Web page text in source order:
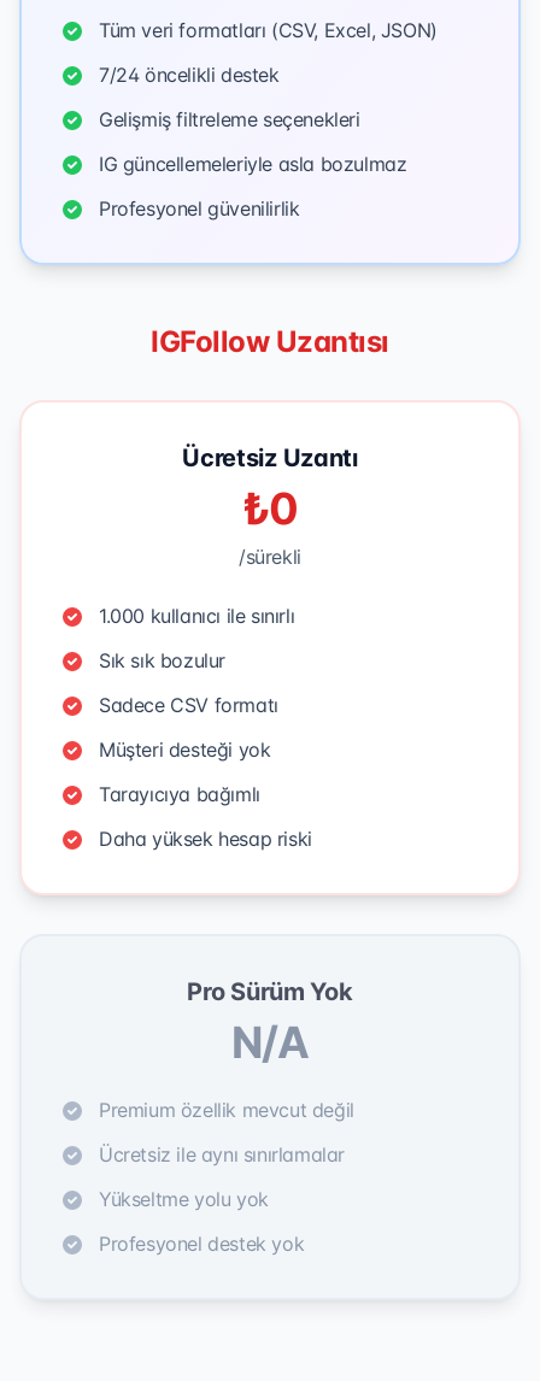
Tüm veri formatları (CSV, Excel, JSON)
7/24 öncelikli destek
Gelişmiş filtreleme seçenekleri
IG güncellemeleriyle asla bozulmaz
Profesyonel güvenilirlik
IGFollow Uzantısı
Ücretsiz Uzantı
₺0
/sürekli
1.000 kullanıcı ile sınırlı
Sık sık bozulur
Sadece CSV formatı
Müşteri desteği yok
Tarayıcıya bağımlı
Daha yüksek hesap riski
Pro Sürüm Yok
N/A
Premium özellik mevcut değil
Ücretsiz ile aynı sınırlamalar
Yükseltme yolu yok
Profesyonel destek yok